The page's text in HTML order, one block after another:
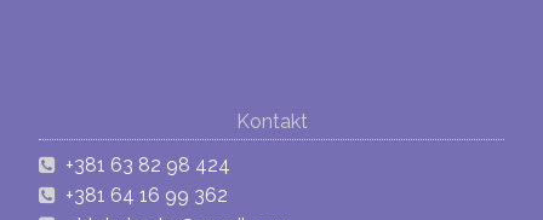
Kontakt
+381 63 82 98 424
+381 64 16 99 362